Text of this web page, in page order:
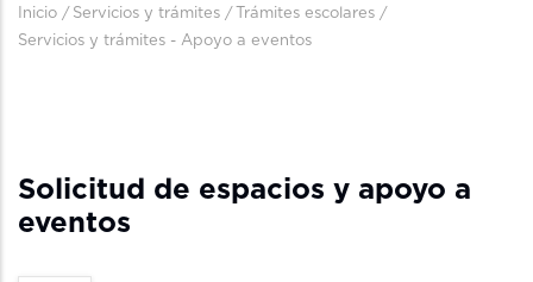
Ruta de navegación
Inicio / Servicios y trámites / Trámites escolares /
Servicios y trámites - Apoyo a eventos
Solicitud de espacios y apoyo a
eventos